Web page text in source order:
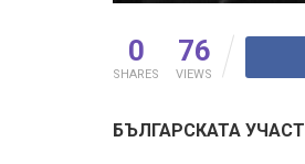
0
SHARES
76
VIEWS
БЪЛГАРСКАТА УЧАСТ